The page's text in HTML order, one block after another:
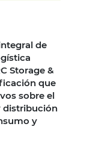
de
Storage &
que
sobre el
distribución
y